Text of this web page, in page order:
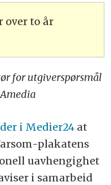
over to år
for utgiverspørsmål
i Medier24at
plakatens
uavhengighet
i samarbeid